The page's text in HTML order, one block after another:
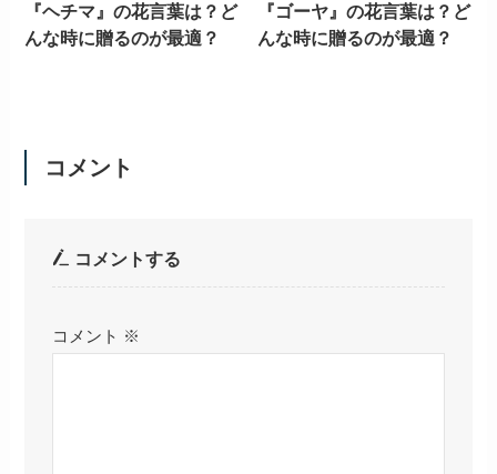
『ヘチマ』の花言葉は？ど
んな時に贈るのが最適？
『ゴーヤ』の花言葉は？ど
んな時に贈るのが最適？
コメント
コメントする
コメント ※